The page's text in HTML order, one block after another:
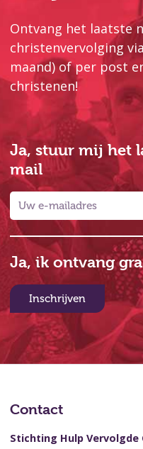
Ontvang het laatste
christenvervolging
maand) of per post
christenen!
Ja, stuur mij het
mail
Ja, ik ontvang
Inschrijven
Contact
Stichting Hulp Vervolgde